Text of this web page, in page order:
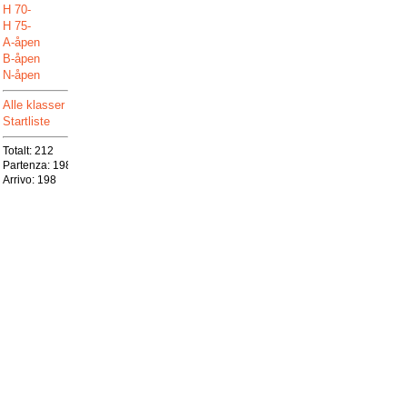
H 70-
H 75-
A-åpen
B-åpen
N-åpen
Alle klasser
Startliste
Totalt: 212
Partenza: 198
Arrivo: 198